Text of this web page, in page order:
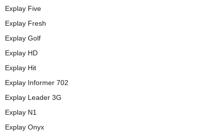
Explay Five
Explay Fresh
Explay Golf
Explay HD
Explay Hit
Explay Informer 702
Explay Leader 3G
Explay N1
Explay Onyx